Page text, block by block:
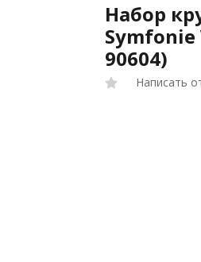
Набор
Symfonie
90604)
Написать